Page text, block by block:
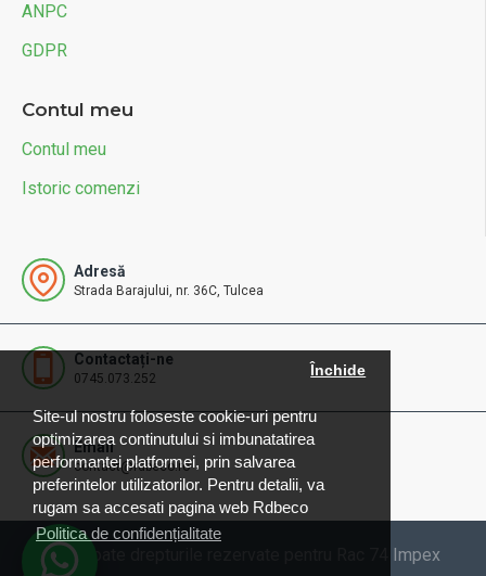
Site-ul nostru foloseste cookie-uri pentru
optimizarea continutului si imbunatatirea
performantei platformei, prin salvarea
preferintelor utilizatorilor. Pentru detalii, va
rugam sa accesati pagina web Rdbeco
Politica de confidențialitate
Închide
ANPC
GDPR
Contul meu
Contul meu
Istoric comenzi
Adresă
Strada Barajului, nr. 36C, Tulcea
Contactați-ne
0745.073.252
Email
contact@rdbeco.ro
© 2025 Toate drepturile rezervate pentru Rac 74 Impex